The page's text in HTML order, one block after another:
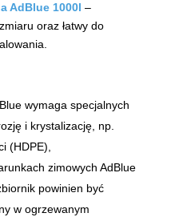
AdBlue 1000l –
oraz łatwy do
wymaga specjalnych
i krystalizację, np.
(HDPE),
zimowych AdBlue
powinien być
w ogrzewanym